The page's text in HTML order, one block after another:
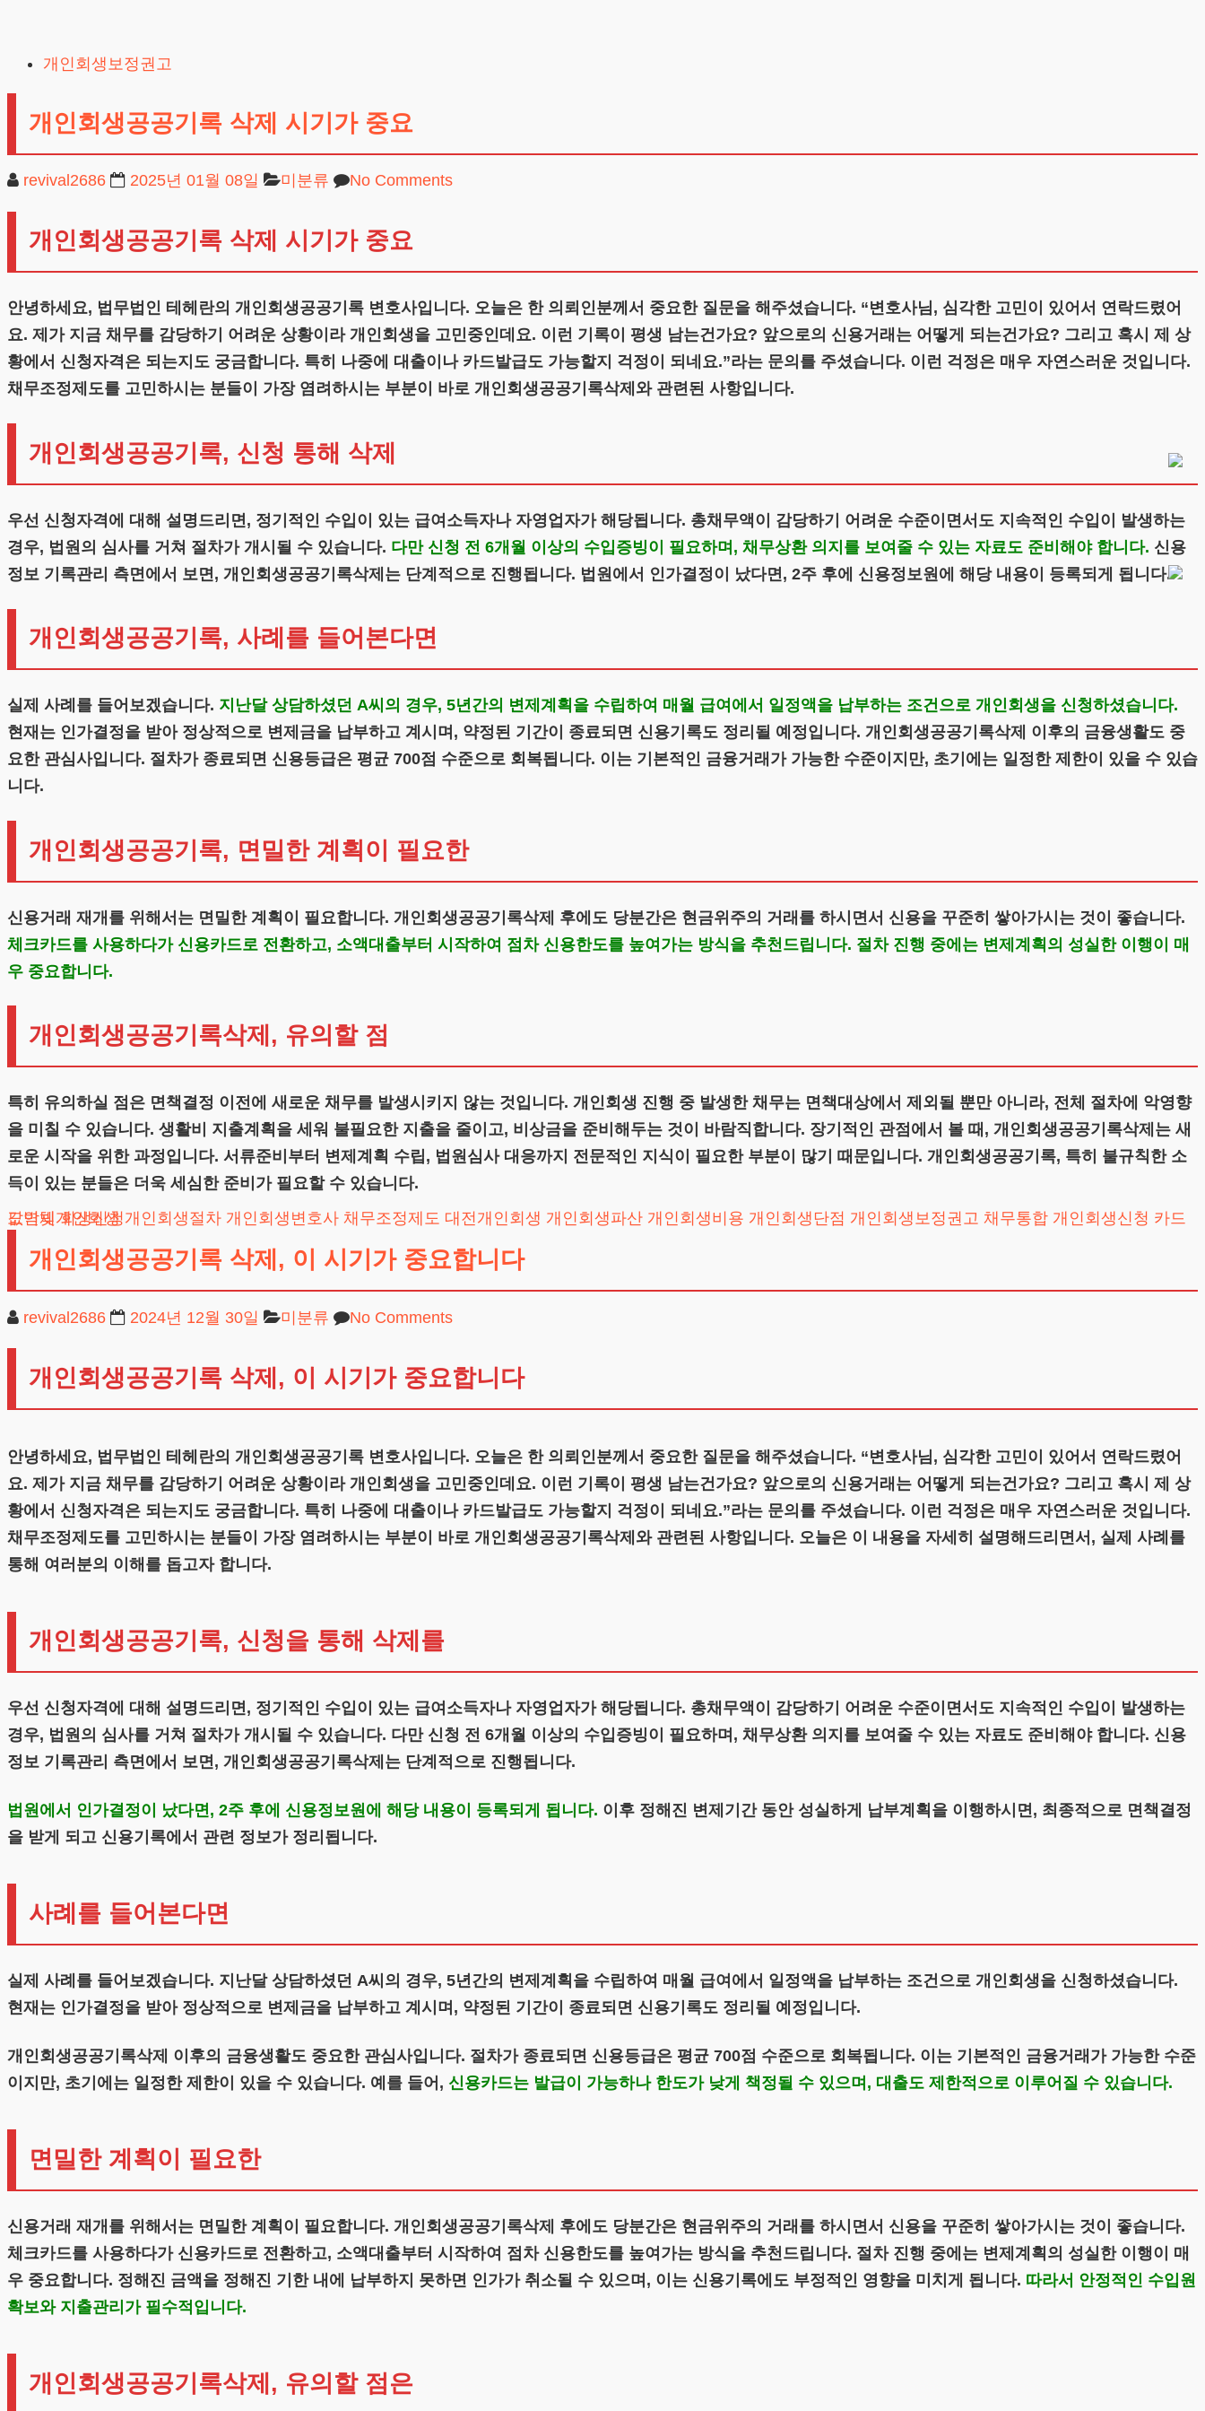
content
개인회생보정권고
개인회생공공기록 삭제 시기가 중요
revival2686 2025년 01월 08일 미분류 No Comments
개인회생공공기록 삭제 시기가 중요
안녕하세요, 법무법인 테헤란의 개인회생공공기록 변호사입니다. 오늘은 한 의뢰인분께서 중요한 질문을 해주셨습니다. “변호사님, 심각한 고민이 있어서 연락드렸어
요. 제가 지금 채무를 감당하기 어려운 상황이라 개인회생을 고민중인데요. 이런 기록이 평생 남는건가요? 앞으로의 신용거래는 어떻게 되는건가요? 그리고 혹시 제 상
황에서 신청자격은 되는지도 궁금합니다. 특히 나중에 대출이나 카드발급도 가능할지 걱정이 되네요.”라는 문의를 주셨습니다. 이런 걱정은 매우 자연스러운 것입니다.
채무조정제도를 고민하시는 분들이 가장 염려하시는 부분이 바로 개인회생공공기록삭제와 관련된 사항입니다.
개인회생공공기록, 신청 통해 삭제
우선 신청자격에 대해 설명드리면, 정기적인 수입이 있는 급여소득자나 자영업자가 해당됩니다. 총채무액이 감당하기 어려운 수준이면서도 지속적인 수입이 발생하는
경우, 법원의 심사를 거쳐 절차가 개시될 수 있습니다. 다만 신청 전 6개월 이상의 수입증빙이 필요하며, 채무상환 의지를 보여줄 수 있는 자료도 준비해야 합니다. 신용
정보 기록관리 측면에서 보면, 개인회생공공기록삭제는 단계적으로 진행됩니다. 법원에서 인가결정이 났다면, 2주 후에 신용정보원에 해당 내용이 등록되게 됩니다.
개인회생공공기록, 사례를 들어본다면
실제 사례를 들어보겠습니다. 지난달 상담하셨던 A씨의 경우, 5년간의 변제계획을 수립하여 매월 급여에서 일정액을 납부하는 조건으로 개인회생을 신청하셨습니다.
현재는 인가결정을 받아 정상적으로 변제금을 납부하고 계시며, 약정된 기간이 종료되면 신용기록도 정리될 예정입니다. 개인회생공공기록삭제 이후의 금융생활도 중
요한 관심사입니다. 절차가 종료되면 신용등급은 평균 700점 수준으로 회복됩니다. 이는 기본적인 금융거래가 가능한 수준이지만, 초기에는 일정한 제한이 있을 수 있습
니다.
개인회생공공기록, 면밀한 계획이 필요한
신용거래 재개를 위해서는 면밀한 계획이 필요합니다. 개인회생공공기록삭제 후에도 당분간은 현금위주의 거래를 하시면서 신용을 꾸준히 쌓아가시는 것이 좋습니다.
체크카드를 사용하다가 신용카드로 전환하고, 소액대출부터 시작하여 점차 신용한도를 높여가는 방식을 추천드립니다. 절차 진행 중에는 변제계획의 성실한 이행이 매
우 중요합니다.
개인회생공공기록삭제, 유의할 점
특히 유의하실 점은 면책결정 이전에 새로운 채무를 발생시키지 않는 것입니다. 개인회생 진행 중 발생한 채무는 면책대상에서 제외될 뿐만 아니라, 전체 절차에 악영향
을 미칠 수 있습니다. 생활비 지출계획을 세워 불필요한 지출을 줄이고, 비상금을 준비해두는 것이 바람직합니다. 장기적인 관점에서 볼 때, 개인회생공공기록삭제는 새
로운 시작을 위한 과정입니다. 서류준비부터 변제계획 수립, 법원심사 대응까지 전문적인 지식이 필요한 부분이 많기 때문입니다. 개인회생공공기록, 특히 불규칙한 소
득이 있는 분들은 더욱 세심한 준비가 필요할 수 있습니다.
도박빚개인회생 개인회생절차 개인회생변호사 채무조정제도 대전개인회생 개인회생파산 개인회생비용 개인회생단점 개인회생보정권고 채무통합 개인회생신청
카드값연체 회생신청
개인회생공공기록 삭제, 이 시기가 중요합니다
revival2686 2024년 12월 30일 미분류 No Comments
개인회생공공기록 삭제, 이 시기가 중요합니다
안녕하세요, 법무법인 테헤란의 개인회생공공기록 변호사입니다. 오늘은 한 의뢰인분께서 중요한 질문을 해주셨습니다. “변호사님, 심각한 고민이 있어서 연락드렸어
요. 제가 지금 채무를 감당하기 어려운 상황이라 개인회생을 고민중인데요. 이런 기록이 평생 남는건가요? 앞으로의 신용거래는 어떻게 되는건가요? 그리고 혹시 제 상
황에서 신청자격은 되는지도 궁금합니다. 특히 나중에 대출이나 카드발급도 가능할지 걱정이 되네요.”라는 문의를 주셨습니다. 이런 걱정은 매우 자연스러운 것입니다.
채무조정제도를 고민하시는 분들이 가장 염려하시는 부분이 바로 개인회생공공기록삭제와 관련된 사항입니다. 오늘은 이 내용을 자세히 설명해드리면서, 실제 사례를
통해 여러분의 이해를 돕고자 합니다.
개인회생공공기록, 신청을 통해 삭제를
우선 신청자격에 대해 설명드리면, 정기적인 수입이 있는 급여소득자나 자영업자가 해당됩니다. 총채무액이 감당하기 어려운 수준이면서도 지속적인 수입이 발생하는
경우, 법원의 심사를 거쳐 절차가 개시될 수 있습니다. 다만 신청 전 6개월 이상의 수입증빙이 필요하며, 채무상환 의지를 보여줄 수 있는 자료도 준비해야 합니다. 신용
정보 기록관리 측면에서 보면, 개인회생공공기록삭제는 단계적으로 진행됩니다.
법원에서 인가결정이 났다면, 2주 후에 신용정보원에 해당 내용이 등록되게 됩니다. 이후 정해진 변제기간 동안 성실하게 납부계획을 이행하시면, 최종적으로 면책결정
을 받게 되고 신용기록에서 관련 정보가 정리됩니다.
사례를 들어본다면
실제 사례를 들어보겠습니다. 지난달 상담하셨던 A씨의 경우, 5년간의 변제계획을 수립하여 매월 급여에서 일정액을 납부하는 조건으로 개인회생을 신청하셨습니다.
현재는 인가결정을 받아 정상적으로 변제금을 납부하고 계시며, 약정된 기간이 종료되면 신용기록도 정리될 예정입니다.
개인회생공공기록삭제 이후의 금융생활도 중요한 관심사입니다. 절차가 종료되면 신용등급은 평균 700점 수준으로 회복됩니다. 이는 기본적인 금융거래가 가능한 수준
이지만, 초기에는 일정한 제한이 있을 수 있습니다. 예를 들어, 신용카드는 발급이 가능하나 한도가 낮게 책정될 수 있으며, 대출도 제한적으로 이루어질 수 있습니다.
면밀한 계획이 필요한
신용거래 재개를 위해서는 면밀한 계획이 필요합니다. 개인회생공공기록삭제 후에도 당분간은 현금위주의 거래를 하시면서 신용을 꾸준히 쌓아가시는 것이 좋습니다.
체크카드를 사용하다가 신용카드로 전환하고, 소액대출부터 시작하여 점차 신용한도를 높여가는 방식을 추천드립니다. 절차 진행 중에는 변제계획의 성실한 이행이 매
우 중요합니다. 정해진 금액을 정해진 기한 내에 납부하지 못하면 인가가 취소될 수 있으며, 이는 신용기록에도 부정적인 영향을 미치게 됩니다. 따라서 안정적인 수입원
확보와 지출관리가 필수적입니다.
개인회생공공기록삭제, 유의할 점은